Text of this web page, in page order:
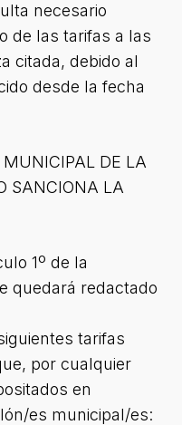
necesario
de las tarifas a las
citada, debido al
desde la fecha
MUNICIPAL DE LA
SANCIONA LA
1º de la
quedará redactado
tarifas
por cualquier
en
es municipal/es: